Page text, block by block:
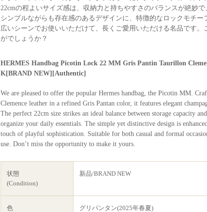
22cmの程よいサイズ感は、収納力と持ちやすさのバランスが絶妙
シンプルながらも存在感のあるデザインに、特徴的なロックモチ
広いシーンでお使いいただけて、長くご愛用いただける名品です
がでしょうか？
HERMES Handbag Picotin Lock 22 MM Gris Pantin Taurillon
K[BRAND NEW][Authentic]
We are pleased to offer the popular Hermes handbag, the Picotin MM.
Clemence leather in a refined Gris Pantan color, it features elegant
The perfect 22cm size strikes an ideal balance between storage capacity
organize your daily essentials. The simple yet distinctive design is
touch of playful sophistication. Suitable for both casual and formal
use. Don’t miss the opportunity to make it yours.
状態
(Condition)
新品/BRAND NEW
色
グリパンタン(2025年春夏)